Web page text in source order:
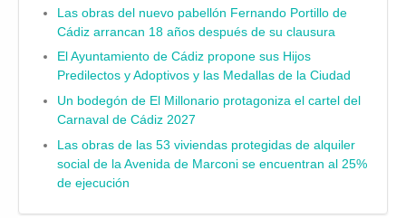
Las obras del nuevo pabellón Fernando Portillo de
Cádiz arrancan 18 años después de su clausura
El Ayuntamiento de Cádiz propone sus Hijos
Predilectos y Adoptivos y las Medallas de la Ciudad
Un bodegón de El Millonario protagoniza el cartel del
Carnaval de Cádiz 2027
Las obras de las 53 viviendas protegidas de alquiler
social de la Avenida de Marconi se encuentran al 25%
de ejecución